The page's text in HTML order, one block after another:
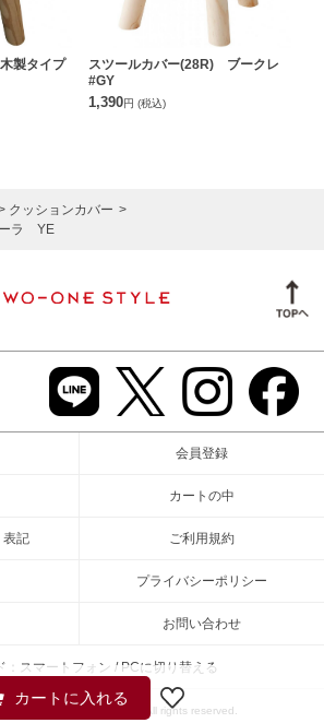
製タイプ
スツールカバー(28R) ブークレ
#GY
1,390円 (税込)
クッションカバー
ラ YE
会員登録
カートの中
表記 ご利用規約
プライバシーポリシー
お問い合わせ
：スマートフォン / PCに切り替える
TWO-ONE STYLEネット All rights reserved.